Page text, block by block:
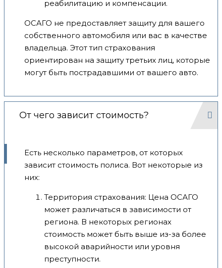
реабилитацию и компенсации.
ОСАГО не предоставляет защиту для вашего
собственного автомобиля или вас в качестве
владельца. Этот тип страхования
ориентирован на защиту третьих лиц, которые
могут быть пострадавшими от вашего авто.
От чего зависит стоимость?
Есть несколько параметров, от которых
зависит стоимость полиса. Вот некоторые из
них:
Территория страхования: Цена ОСАГО
может различаться в зависимости от
региона. В некоторых регионах
стоимость может быть выше из-за более
высокой аварийности или уровня
преступности.